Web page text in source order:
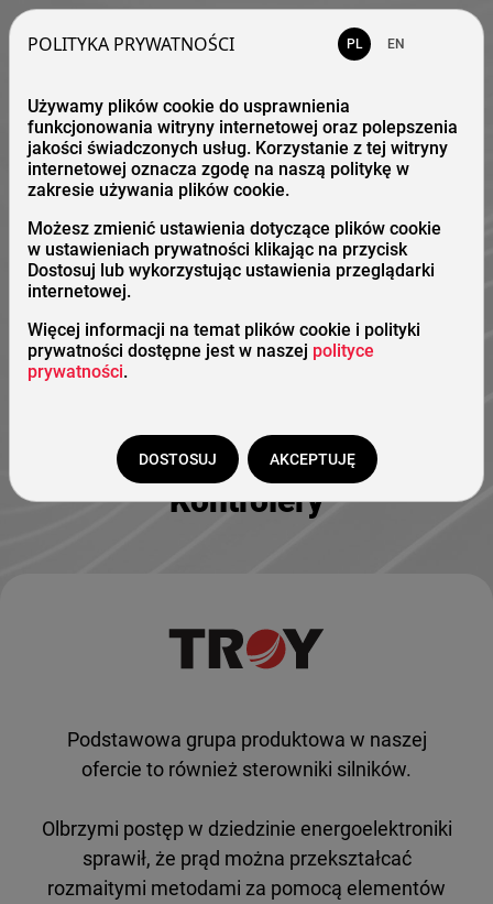
Kontrolery
Podstawowa grupa produktowa w naszej
ofercie to również sterowniki silników.
Olbrzymi postęp w dziedzinie energoelektroniki
sprawił, że prąd można przekształcać
rozmaitymi metodami za pomocą elementów
POLITYKA PRYWATNOŚCI PL EN
Używamy plików cookie do usprawnienia
funkcjonowania witryny internetowej oraz polepszenia
jakości świadczonych usług. Korzystanie z tej witryny
internetowej oznacza zgodę na naszą politykę w
zakresie używania plików cookie.
Możesz zmienić ustawienia dotyczące plików cookie
w ustawieniach prywatności klikając na przycisk
Dostosuj lub wykorzystując ustawienia przeglądarki
internetowej.
Więcej informacji na temat plików cookie i polityki
prywatności dostępne jest w naszej polityce
prywatności.
DOSTOSUJ AKCEPTUJĘ